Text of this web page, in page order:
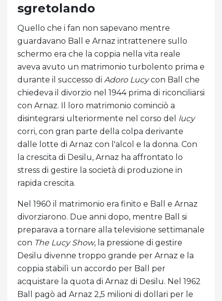
sgretolando
Quello che i fan non sapevano mentre
guardavano Ball e Arnaz intrattenere sullo
schermo era che la coppia nella vita reale
aveva avuto un matrimonio turbolento prima e
durante il successo di Adoro Lucycon Ball che
chiedeva il divorzio nel 1944 prima di riconciliarsi
con Arnaz. Il loro matrimonio cominciò a
disintegrarsi ulteriormente nel corso del lucy
corri, con gran parte della colpa derivante
dalle lotte di Arnaz con l'alcol e la donna. Con
la crescita di Desilu, Arnaz ha affrontato lo
stress di gestire la società di produzione in
rapida crescita.
Nel 1960 il matrimonio era finito e Ball e Arnaz
divorziarono. Due anni dopo, mentre Ball si
preparava a tornare alla televisione settimanale
con The Lucy Show, la pressione di gestire
Desilu divenne troppo grande per Arnaz e la
coppia stabilì un accordo per Ball per
acquistare la quota di Arnaz di Desilu. Nel 1962
Ball pagò ad Arnaz 2,5 milioni di dollari per le